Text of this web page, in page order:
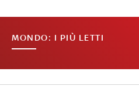
MONDO: I PIÙ LETTI